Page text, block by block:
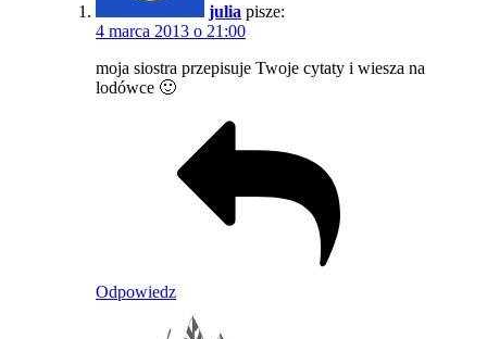
julia pisze:
4 marca 2013 o 21:00
moja siostra przepisuje Twoje cytaty i wiesza na
lodówce 🙂
Odpowiedz